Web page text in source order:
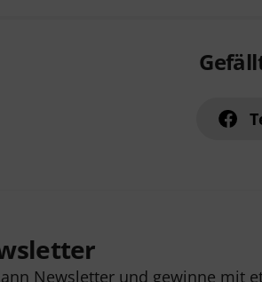
Newsletter und gewinne mit